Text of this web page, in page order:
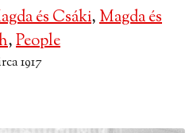
és Csáki,Magda és
,People
1917